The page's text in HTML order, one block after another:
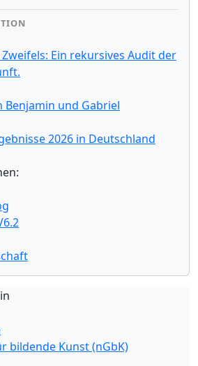
Ein rekursives Audit der
Benjamin und Gabriel
2026 in Deutschland
bildende Kunst (nGbK)